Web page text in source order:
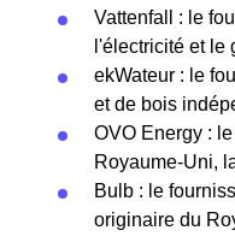
Vattenfall : le
l'électricité et le
ekWateur : le
et de bois
OVO Energy :
Royaume-Uni,
Bulb : le
originaire du